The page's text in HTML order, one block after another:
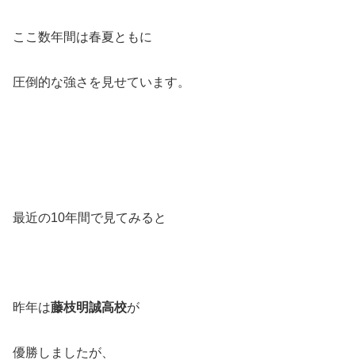
ここ数年間は春夏ともに
圧倒的な強さを見せています。
最近の10年間で見てみると
昨年は藤枝明誠高校が
優勝しましたが、